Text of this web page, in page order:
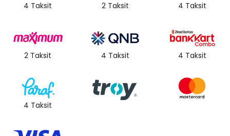
4 Taksit 2 Taksit 4 Taksit
2 Taksit 4 Taksit 4 Taksit
4 Taksit